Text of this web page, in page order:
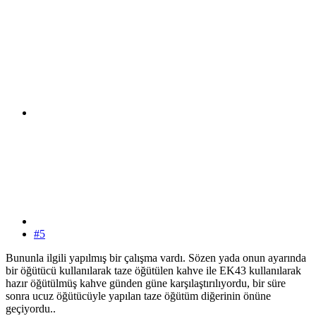
#5
Bununla ilgili yapılmış bir çalışma vardı. Sözen yada onun ayarında
bir öğütücü kullanılarak taze öğütülen kahve ile EK43 kullanılarak
hazır öğütülmüş kahve günden güne karşılaştırılıyordu, bir süre
sonra ucuz öğütücüyle yapılan taze öğütüm diğerinin önüne
geçiyordu..